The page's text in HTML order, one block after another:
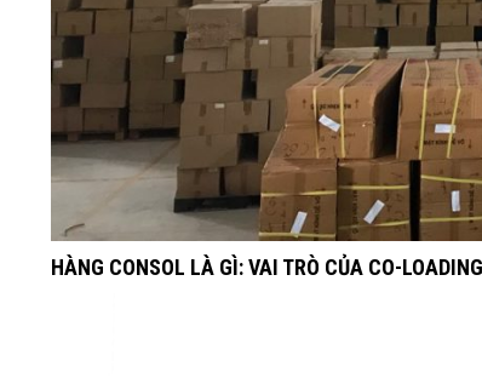
HÀNG CONSOL LÀ GÌ: VAI TRÒ CỦA CO-